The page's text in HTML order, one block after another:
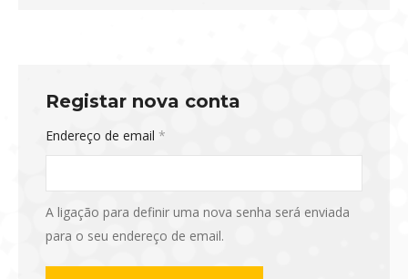
Registar nova conta
Endereço de email *
A ligação para definir uma nova senha será enviada
para o seu endereço de email.